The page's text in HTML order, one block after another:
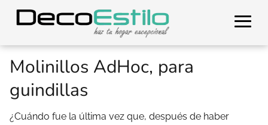
Molinillos AdHoc, para
guindillas
¿Cuándo fue la última vez que, después de haber